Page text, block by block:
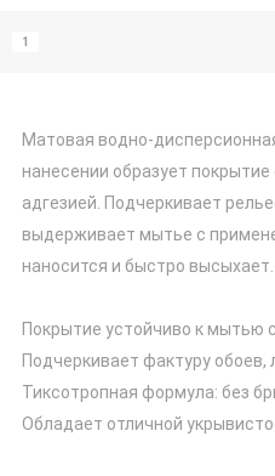
1
Матовая водно-
нанесении образует
адгезией. Подчеркивает
выдерживает мытье с
наносится и быстро высыхает.
Покрытие устойчиво к мытью
Подчеркивает фактуру обоев,
Тиксотропная формула: без
Обладает отличной